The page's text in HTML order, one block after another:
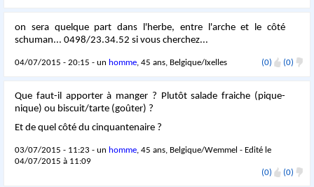
on sera quelque part dans l'herbe, entre l'arche et le côté
schuman... 0498/23.34.52 si vous cherchez...
04/07/2015 - 20:15 - un homme, 45 ans, Belgique/Ixelles (0) (0)
Que faut-il apporter à manger ? Plutôt salade fraiche (pique-
nique) ou biscuit/tarte (goûter) ?
Et de quel côté du cinquantenaire ?
03/07/2015 - 11:23 - un homme, 45 ans, Belgique/Wemmel - Edité le
04/07/2015 à 11:09
(0)
(0)